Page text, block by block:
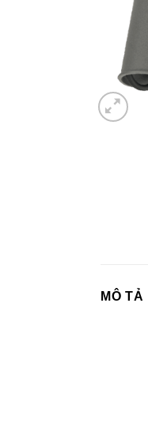
MÔ TẢ